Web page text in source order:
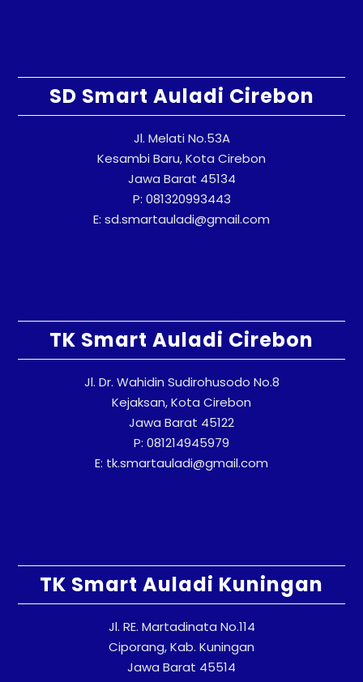
SD Smart Auladi Cirebon
Jl. Melati No.53A
Kesambi Baru, Kota Cirebon
Jawa Barat 45134
P: 081320993443
E: sd.smartauladi@gmail.com
TK Smart Auladi Cirebon
Jl. Dr. Wahidin Sudirohusodo No.8
Kejaksan, Kota Cirebon
Jawa Barat 45122
P: 081214945979
E: tk.smartauladi@gmail.com
TK Smart Auladi Kuningan
Jl. RE. Martadinata No.114
Ciporang, Kab. Kuningan
Jawa Barat 45514